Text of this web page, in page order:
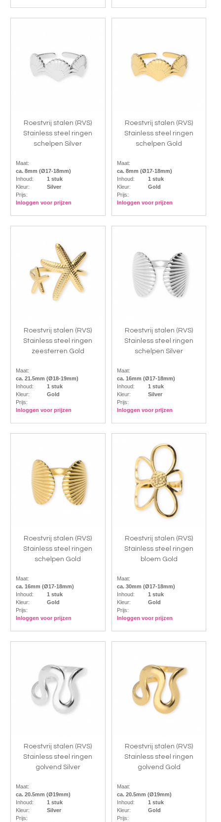
Roestvrij stalen (RVS)
Stainless steel ringen
schelpen Silver
Maat:
ca. 8mm (Ø17-18mm)
Inhoud:
1 stuk
Kleur:
Silver
Prijs:
Inloggen voor prijzen
Roestvrij stalen (RVS)
Stainless steel ringen
schelpen Gold
Maat:
ca. 8mm (Ø17-18mm)
Inhoud:
1 stuk
Kleur:
Gold
Prijs:
Inloggen voor prijzen
Roestvrij stalen (RVS)
Stainless steel ringen
zeesterren Gold
Maat:
ca. 21.5mm (Ø18-19mm)
Inhoud:
1 stuk
Kleur:
Gold
Prijs:
Inloggen voor prijzen
Roestvrij stalen (RVS)
Stainless steel ringen
schelpen Silver
Maat:
ca. 16mm (Ø17-18mm)
Inhoud:
1 stuk
Kleur:
Silver
Prijs:
Inloggen voor prijzen
Roestvrij stalen (RVS)
Stainless steel ringen
schelpen Gold
Maat:
ca. 16mm (Ø17-18mm)
Inhoud:
1 stuk
Kleur:
Gold
Prijs:
Inloggen voor prijzen
Roestvrij stalen (RVS)
Stainless steel ringen
bloem Gold
Maat:
ca. 30mm (Ø17-18mm)
Inhoud:
1 stuk
Kleur:
Gold
Prijs:
Inloggen voor prijzen
Roestvrij stalen (RVS)
Stainless steel ringen
golvend Silver
Maat:
ca. 20.5mm (Ø19mm)
Inhoud:
1 stuk
Kleur:
Silver
Prijs:
Roestvrij stalen (RVS)
Stainless steel ringen
golvend Gold
Maat:
ca. 20.5mm (Ø19mm)
Inhoud:
1 stuk
Kleur:
Gold
Prijs: